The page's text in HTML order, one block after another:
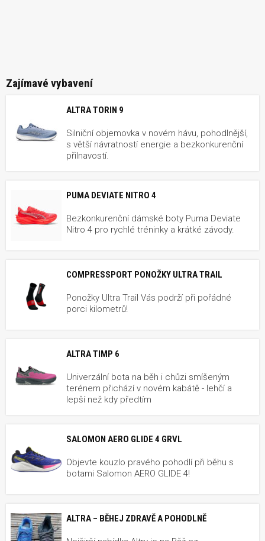
Zajímavé vybavení
ALTRA TORIN 9
Silniční objemovka v novém hávu, pohodlnější,
s větší návratností energie a bezkonkurenční
přilnavostí.
PUMA DEVIATE NITRO 4
Bezkonkurenční dámské boty Puma Deviate
Nitro 4 pro rychlé tréninky a krátké závody.
COMPRESSPORT PONOŽKY ULTRA TRAIL
Ponožky Ultra Trail Vás podrží při pořádné
porci kilometrů!
ALTRA TIMP 6
Univerzální bota na běh i chůzi smíšeným
terénem přichází v novém kabátě - lehčí a
lepší než kdy předtím
SALOMON AERO GLIDE 4 GRVL
Objevte kouzlo pravého pohodlí při běhu s
botami Salomon AERO GLIDE 4!
ALTRA – BĚHEJ ZDRAVĚ A POHODLNĚ